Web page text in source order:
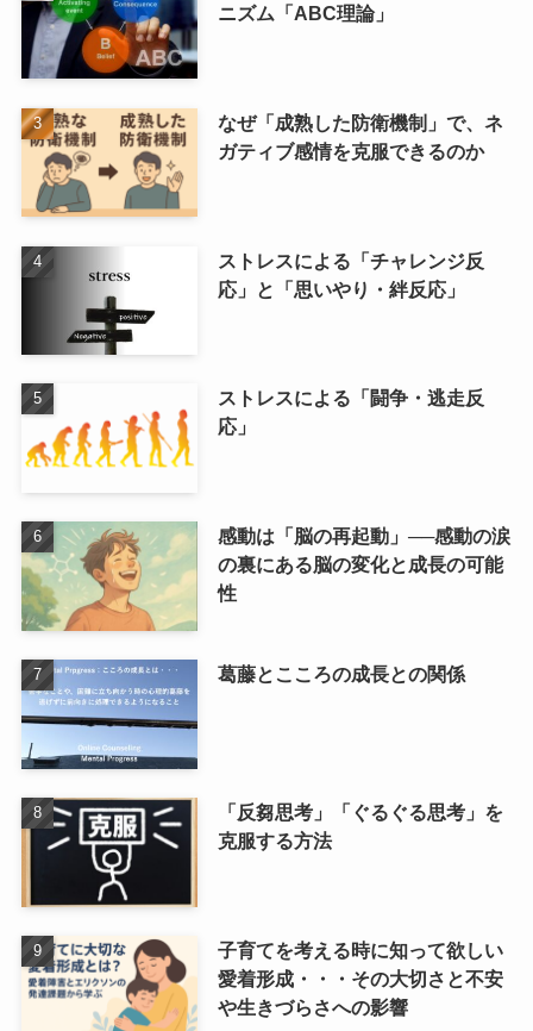
ニズム「ABC理論」
なぜ「成熟した防衛機制」で、ネ
ガティブ感情を克服できるのか
ストレスによる「チャレンジ反
応」と「思いやり・絆反応」
ストレスによる「闘争・逃走反
応」
感動は「脳の再起動」──感動の涙
の裏にある脳の変化と成長の可能
性
葛藤とこころの成長との関係
「反芻思考」「ぐるぐる思考」を
克服する方法
子育てを考える時に知って欲しい
愛着形成・・・その大切さと不安
や生きづらさへの影響